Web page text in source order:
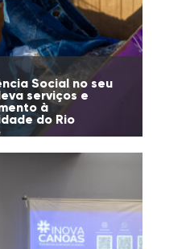
Social no seu
serviços e
à
do Rio